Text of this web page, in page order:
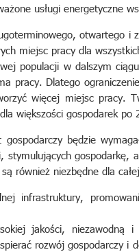
usługi energetyczne
otwartego i
miejsc pracy dla
populacji w dalszym
pracy. Dlatego
więcej miejsc pracy.
większości gospodarek po
gospodarczy będzie
stymulujących gospodarkę,
również niezbędne dla
infrastruktury,
jakości,
rozwój gospodarczy i